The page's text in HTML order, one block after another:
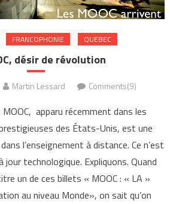
FRANCOPHONIE QUEBEC
désir de révolution
Martin Lessard Comments(9)
apparu récemment dans les
des États-Unis, est une
l’enseignement à distance. Ce n’est
jour technologique. Expliquons. Quand
un de ces billets « MOOC : « LA »
au niveau Monde», on sait qu’on